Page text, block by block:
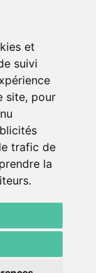
et
suivi
site, pour
trafic de
la